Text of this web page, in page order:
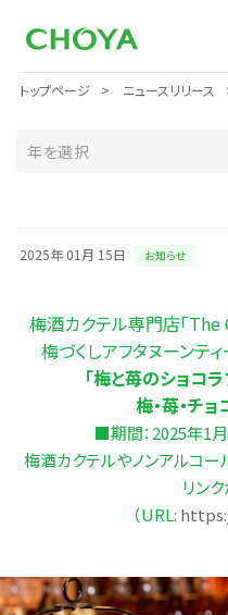
トップページ ニュースリリース
2025年 01月 15日 お知らせ
梅酒カクテル専門店「The
梅づくしアフタヌーンテ
「梅と苺のショコ
梅・苺・チ
■期間：2025年1
梅酒カクテルやノンアルコ
リン
（URL: